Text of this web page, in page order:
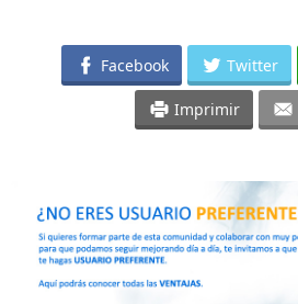
Facebook Twitter
Imprimir